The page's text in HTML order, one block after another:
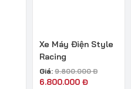
Xe Máy Điện Style
Racing
Giá: 9.800.000Đ
6.800.000 Đ